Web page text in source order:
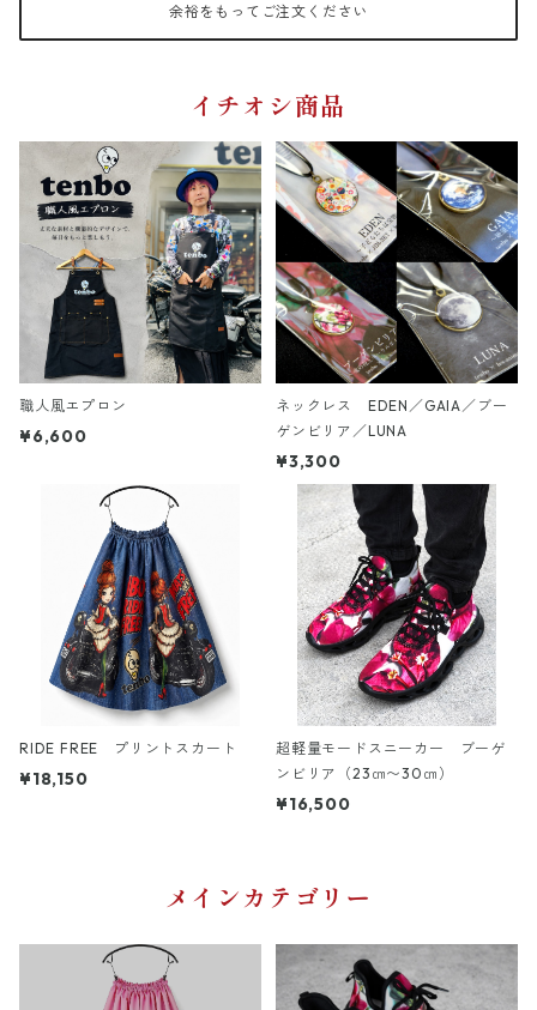
余裕をもってご注文ください
イチオシ商品
職人風エプロン
¥6,600
ネックレス EDEN／GAIA／ブー
ゲンビリア／LUNA
¥3,300
RIDE FREE プリントスカート
¥18,150
超軽量モードスニーカー ブーゲ
ンビリア（23㎝〜30㎝）
¥16,500
メインカテゴリー